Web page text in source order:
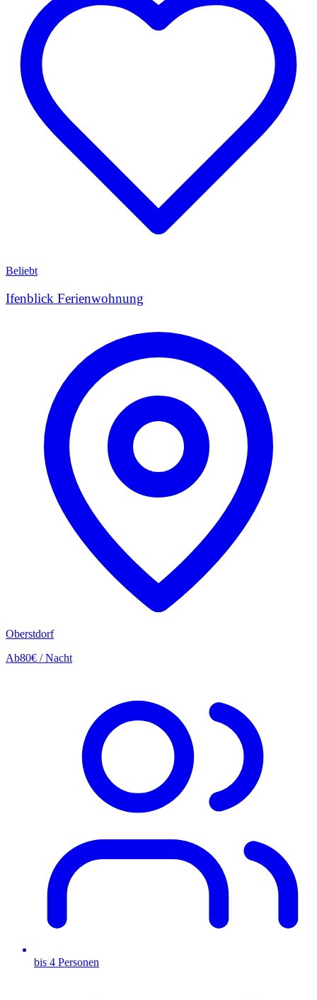
Beliebt
Ifenblick Ferienwohnung
Oberstdorf
Ab80€ / Nacht
bis 4 Personen